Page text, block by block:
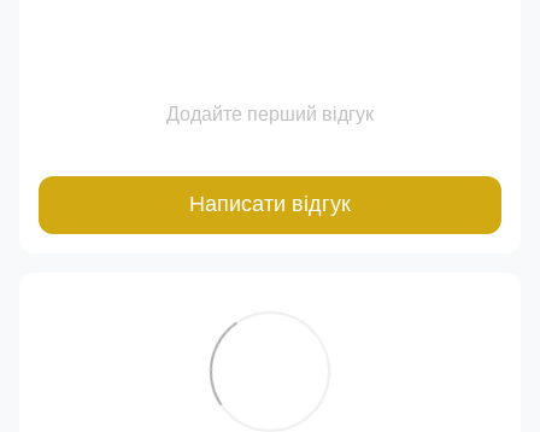
Додайте перший відгук
Написати відгук